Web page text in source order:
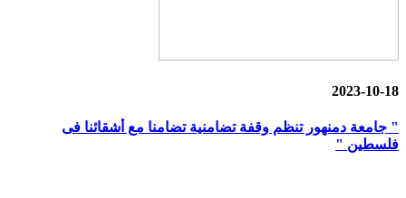
2023-10-18
" جامعة دمنهور تنظم وقفة تضامنية تضامنا مع أشقائنا فى
فلسطين "